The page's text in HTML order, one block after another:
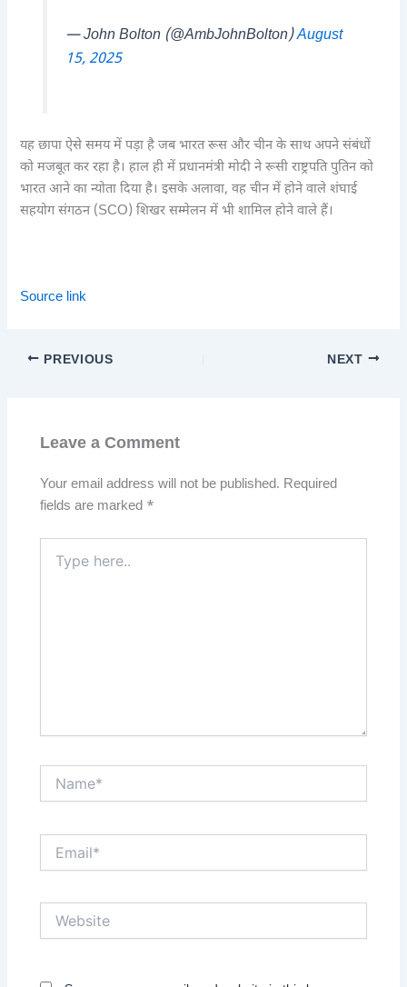
— John Bolton (@AmbJohnBolton)August
15, 2025
यह छापा ऐसे समय में पड़ा है जब भारत रूस और चीन के साथ अपने संबंधों
को मजबूत कर रहा है। हाल ही में प्रधानमंत्री मोदी ने रूसी राष्ट्रपति पुतिन को
भारत आने का न्योता दिया है। इसके अलावा, वह चीन में होने वाले शंघाई
सहयोग संगठन (SCO) शिखर सम्मेलन में भी शामिल होने वाले हैं।
Source link
PREVIOUS NEXT
Leave a Comment
Your email address will not be published. Required
fields are marked *
here..